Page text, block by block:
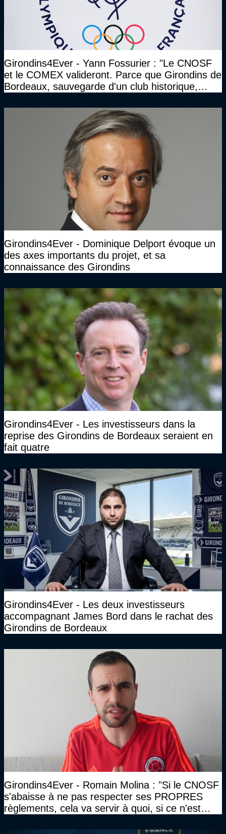
Girondins4Ever - Yann Fossurier : "Le CNOSF
et le COMEX valideront. Parce que Girondins de
Bordeaux, sauvegarde d'un club historique,
Girondins4Ever - Dominique Delport évoque un
des axes importants du projet, et sa
connaissance des Girondins
Girondins4Ever - Les investisseurs dans la
reprise des Girondins de Bordeaux seraient en
fait quatre
Girondins4Ever - Les deux investisseurs
accompagnant James Bord dans le rachat des
Girondins de Bordeaux
Girondins4Ever - Romain Molina : "Si le CNOSF
s'abaisse à ne pas respecter ses PROPRES
règlements, cela va servir à quoi, si ce n'est